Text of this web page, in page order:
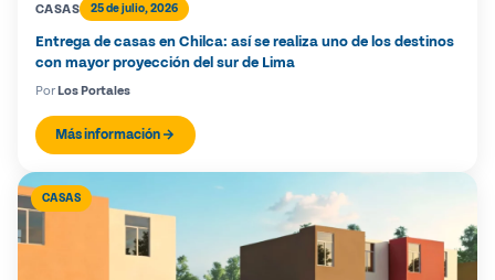
CASAS 25 de julio, 2026
Entrega de casas en Chilca: así se realiza uno de los destinos
con mayor proyección del sur de Lima
PorLos Portales
Más información
CASAS